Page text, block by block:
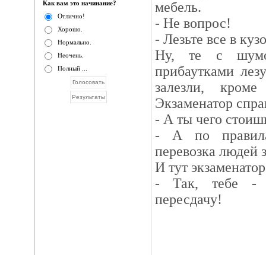
Как вам это начинание?
Отлично!
Хорошо.
Нормально.
Неочень.
Полный ...
мебель.
- Не вопрос!
- Лезьте все в
Ну, те с
прибаутками
залезли,
Экзаменатор
- А ты чего
- А по
перевозка людей
И тут
- Так, тебе -
пересдачу!